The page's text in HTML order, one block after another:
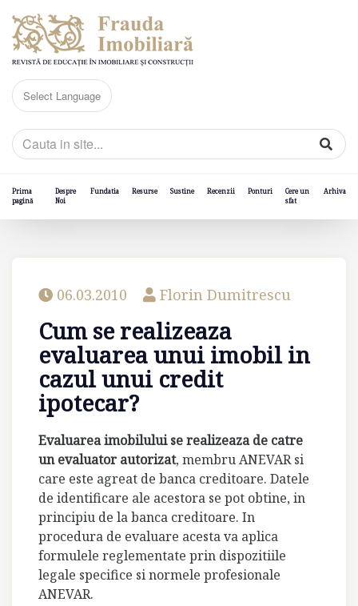
Prima
pagină
Despre
Noi
Fundatia Resurse Sustine Recenzii Ponturi
Cere un
sfat
Arhiva
06.03.2010 Florin Dumitrescu
Cum se realizeaza
evaluarea unui imobil in
cazul unui credit
ipotecar?
Evaluarea imobilului se realizeaza de catre
un evaluator autorizat, membru ANEVAR si
care este agreat de banca creditoare. Datele
de identificare ale acestora se pot obtine, in
principiu de la banca creditoare. In
procedura de evaluare acesta va aplica
formulele reglementate prin dispozitiile
legale specifice si normele profesionale
ANEVAR.